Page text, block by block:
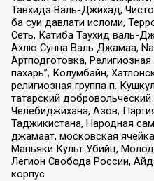
Тавхида Валь-Джихад,
ба суи давлати исломи,
Сеть, Катиба Таухид валь-
Ахлю Сунна Валь Джамаа,
Артподготовка,
пахарь”, Колумбайн,
религиозная группа п.
татарский
Челебиджихана, Азов,
Таджикистана, Народная
джамаат, московская
Маньяки Культ Убийц,
Легион Свобода России,
корпус